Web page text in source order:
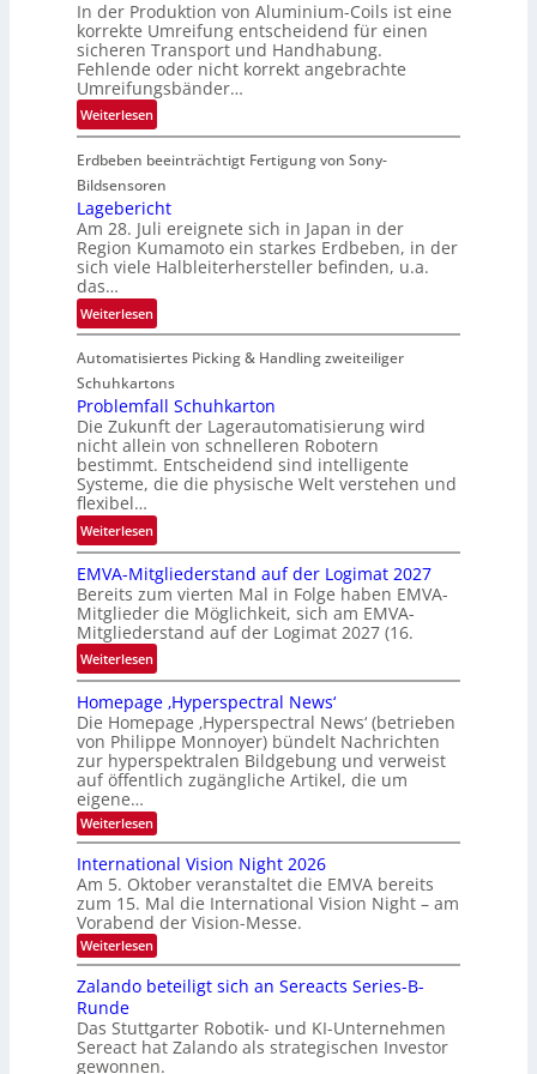
s
l
e
t
e
i
n
In der Produktion von Aluminium-Coils ist eine
korrekte Umreifung entscheidend für einen
sicheren Transport und Handhabung.
Fehlende oder nicht korrekt angebrachte
Umreifungsbänder…
Weiterlesen:
C
o
i
l
s
z
ä
h
l
e
n
Erdbeben beeinträchtigt Fertigung von Sony-
Bildsensoren
Lagebericht
Am 28. Juli ereignete sich in Japan in der
Region Kumamoto ein starkes Erdbeben, in der
sich viele Halbleiterhersteller befinden, u.a.
das…
Weiterlesen:
L
a
g
e
b
e
r
i
c
h
Automatisiertes Picking & Handling zweiteiliger
Schuhkartons
Problemfall Schuhkarton
Die Zukunft der Lagerautomatisierung wird
nicht allein von schnelleren Robotern
bestimmt. Entscheidend sind intelligente
Systeme, die die physische Welt verstehen und
flexibel…
Weiterlesen:
P
r
o
b
l
e
f
a
l
l
c
h
u
h
k
a
r
t
n
EMVA-Mitgliederstand auf der Logimat 2027
Bereits zum vierten Mal in Folge haben EMVA-
Mitglieder die Möglichkeit, sich am EMVA-
Mitgliederstand auf der Logimat 2027 (16.
Weiterlesen:
E
M
V
A
-
i
t
g
l
i
e
d
s
t
a
Homepage ‚Hyperspectral News‘
Die Homepage ‚Hyperspectral News‘ (betrieben
von Philippe Monnoyer) bündelt Nachrichten
zur hyperspektralen Bildgebung und verweist
auf öffentlich zugängliche Artikel, die um
eigene…
Weiterlesen:
H
m
e
p
g
e
H
p
e
r
International Vision Night 2026
Am 5. Oktober veranstaltet die EMVA bereits
zum 15. Mal die International Vision Night – am
Vorabend der Vision-Messe.
Weiterlesen:
I
t
r
n
a
Zalando beteiligt sich an Sereacts Series-B-
Runde
Das Stuttgarter Robotik- und KI-Unternehmen
Sereact hat Zalando als strategischen Investor
gewonnen.